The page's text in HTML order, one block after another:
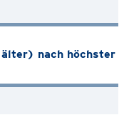
älter) nach höchster